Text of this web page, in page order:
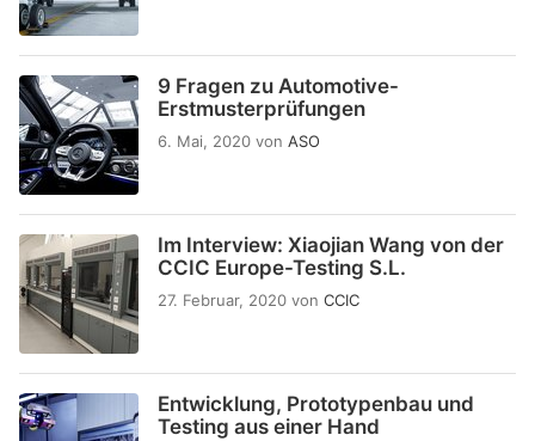
9 Fragen zu Automotive-
Erstmusterprüfungen
6. Mai, 2020 von ASO
Im Interview: Xiaojian Wang von der
CCIC Europe-Testing S.L.
27. Februar, 2020 von CCIC
Entwicklung, Prototypenbau und
Testing aus einer Hand